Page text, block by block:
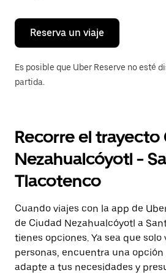
Reserva un viaje
Es posible que Uber Reserve no esté
partida.
Recorre el trayecto
Nezahualcóyotl -
Tlacotenco
Cuando viajes con la app de
de Ciudad Nezahualcóyotl a
tienes opciones. Ya sea que solo
personas, encuentra una opción
adapte a tus necesidades y